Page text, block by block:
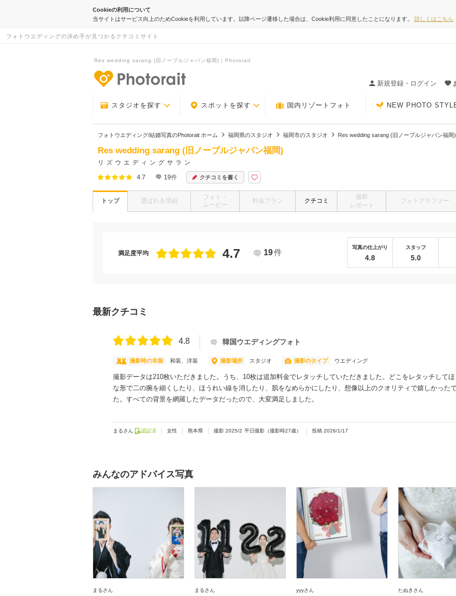
Cookieの利用について
当サイトはサービス向上のためCookieを利用しています。以降ページ遷移した場合は、Cookie利用に同意したことになります。 詳しくはこちら
フォトウエディングの決め手が見つかるクチコミサイト
Res wedding sarang (旧ノーブルジャパン福岡)｜Photorait
新規登録・ログイン
スタジオを探す スポットを探す 国内リゾートフォト NEW PHOTO
フォトウエディング/結婚写真のPhotorait ホーム 福岡県のスタジオ 福岡市のスタジオ Res wedding sarang (旧ノーブルジャパン福岡)
Res wedding sarang (旧ノーブルジャパン福岡)
リズウエディングサラン
4.7 19件 クチコミを書く
トップ 選ばれる理由
フォト・
ムービー
料金プラン クチコミ
撮影
レポート
フォトグラファー
満足度平均 4.7 19件
写真の仕上がり
4.8
スタッフ
5.0
最新クチコミ
4.8 韓国ウエディングフォト
撮影時の衣装 和装、洋装 撮影場所 スタジオ 撮影のタイプ ウエディング
撮影データは210枚いただきました。うち、10枚は追加料金でレタッチしていただきました。どこをレタッチして
な形で二の腕を細くしたり、ほうれい線を消したり、肌をなめらかにしたり、想像以上のクオリティで嬉しかった
た。すべての背景を網羅したデータだったので、大変満足しました。
まるさん 認証済 女性 熊本県 撮影 2025/2 平日撮影 （撮影時27歳） 投稿 2026/1/17
みんなのアドバイス写真
まるさん まるさん yyyさん たぬきさん